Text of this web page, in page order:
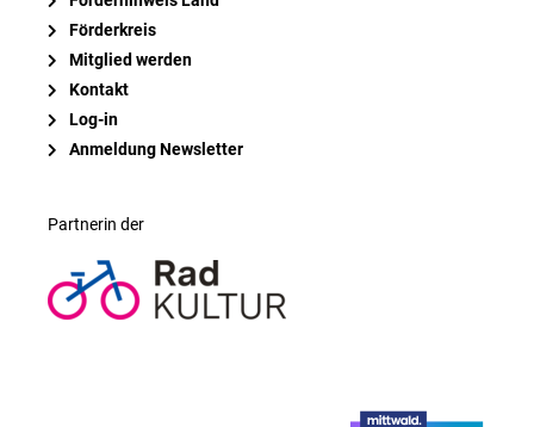
Förderkreis
Mitglied werden
Kontakt
Log-in
Anmeldung Newsletter
Partnerin der